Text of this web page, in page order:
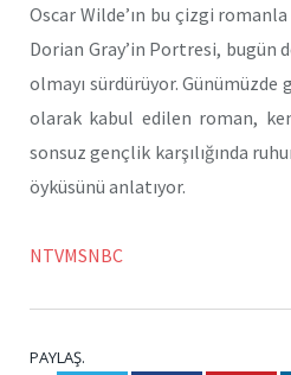
Oscar Wilde’ın bu çizgi
Dorian Gray’in Portresi, bugün
olmayı sürdürüyor. Günümüzde
olarak kabul edilen roman,
sonsuz gençlik karşılığında
öyküsünü anlatıyor.
NTVMSNBC
PAYLAŞ.